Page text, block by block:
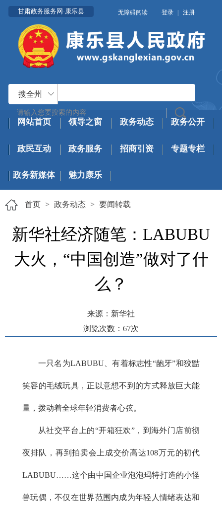
甘肃政务服务网·康乐县 无障碍阅读 登录 | 注册
搜全州
网站首页 领导之窗 政务动态 政务公开
政民互动 政务服务 招商引资 专题专栏
政务新媒体 魅力康乐
首页 > 政务动态 > 要闻转载
新华社经济随笔：LABUBU
大火，“中国创造”做对了什
么？
来源：新华社
浏览次数： 67次
一只名为LABUBU、有着标志性“龅牙”和狡黠
笑容的毛绒玩具，正以意想不到的方式释放巨大能
量，拨动着全球年轻消费者心弦。
从社交平台上的“开箱狂欢”，到海外门店前彻
夜排队，再到拍卖会上成交价高达108万元的初代
LABUBU……这个由中国企业泡泡玛特打造的小怪
兽玩偶，不仅在世界范围内成为年轻人情绪表达和